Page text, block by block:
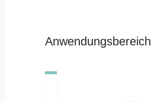
Anwendungsbereich